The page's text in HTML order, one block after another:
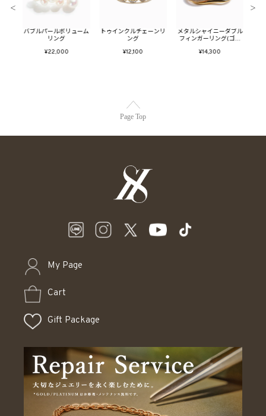
バブルパールボリューム
リング
¥22,000
トゥインクルチェーンリ
ング
¥12,100
メタルシャイニーダブル
フィンガーリング(ゴー
¥14,300
＜ ＞
Page Top
My Page
Cart
Gift Package